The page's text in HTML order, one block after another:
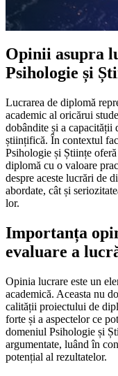
Opinii asupra
Psihologie și
Lucrarea de diplomă
academic al oricărui
dobândite și a capacității
științifică. În contextul
Psihologie și Științe
diplomă cu o valoare
despre aceste lucrări de
abordate, cât și
lor.
Importanța
evaluare a
Opinia lucrare este un
academică. Aceasta nu
calității proiectului de
forte și a aspectelor ce
domeniul Psihologie și
argumentate, luând în
potențial al rezultatelor.